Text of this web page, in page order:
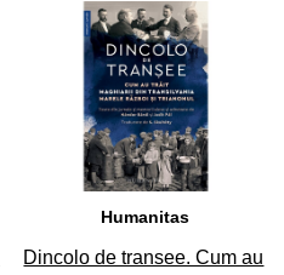
4
Humanitas
Dincolo de transee. Cum au